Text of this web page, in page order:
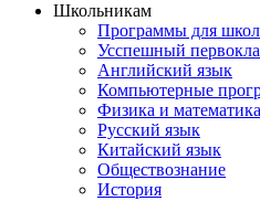
Школьникам
Программы для
Усспешный
Английский язык
Компьютерные
Физика и математика
Русский язык
Китайский язык
Обществознание
История